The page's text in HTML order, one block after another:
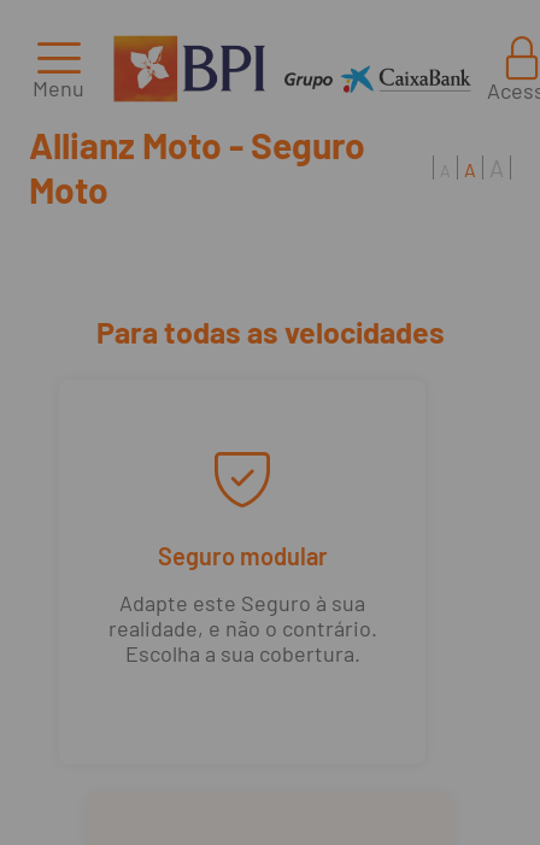
Menu
Allianz Moto - Seguro
Moto
A A A
Para todas as velocidades
Seguro modular
Adapte este Seguro à sua
realidade, e não o contrário.
Escolha a sua cobertura.